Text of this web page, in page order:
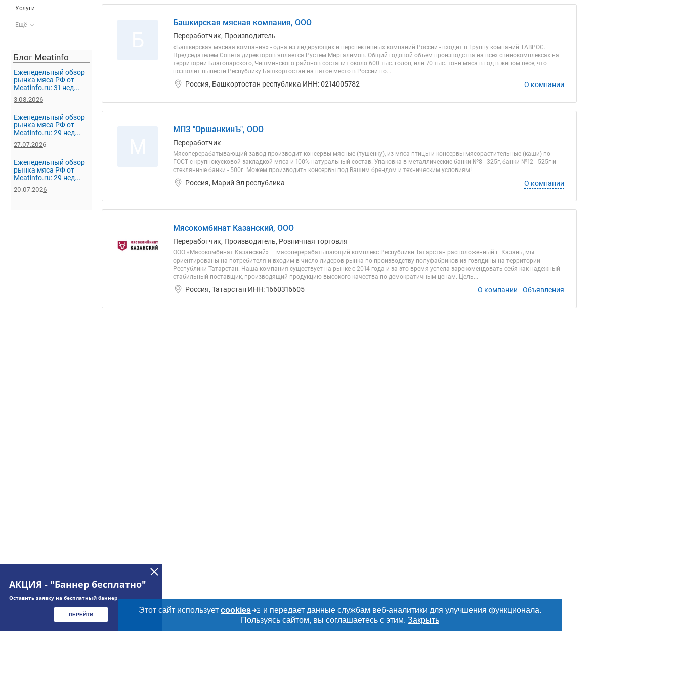
Услуги
Ещё
Блог Meatinfo
Еженедельный обзор
рынка мяса РФ от
Meatinfo.ru: 31 нед...
3.08.2026
Еженедельный обзор
рынка мяса РФ от
Meatinfo.ru: 29 нед...
27.07.2026
Еженедельный обзор
рынка мяса РФ от
Meatinfo.ru: 29 нед...
20.07.2026
Башкирская мясная компания, ООО
Переработчик, Производитель
«Башкирская мясная компания» - одна из лидирующих и перспективных компаний России - входит в Группу компаний ТАВРОС.
Председателем Совета директоров является Рустем Миргалимов. Общий годовой объем производства на всех свинокомплексах на
территории Благоварского, Чишминского районов составит около 600 тыс. голов, или 70 тыс. тонн мяса в год в живом весе, что
позволит вывести Республику Башкортостан на пятое место в России по...
Россия, Башкортостан республика ИНН: 0214005782 О компании
МПЗ "ОршанкинЪ", ООО
Переработчик
Мясоперерабатывающий завод производит консервы мясные (тушенку), из мяса птицы и консервы мясорастительные (каши) по
ГОСТ с крупнокусковой закладкой мяса и 100% натуральный состав. Упаковка в металлические банки №8 - 325г, банки №12 - 525г и
стеклянные банки - 500г. Можем производить консервы под Вашим брендом и техническим условиям!
Россия, Марий Эл республика О компании
Мясокомбинат Казанский, ООО
Переработчик, Производитель, Розничная торговля
ООО «Мясокомбинат Казанский» — мясоперерабатывающий комплекс Республики Татарстан расположенный г. Казань, мы
ориентированы на потребителя и входим в число лидеров рынка по производству полуфабриков из говядины на территории
Республики Татарстан. Наша компания существует на рынке с 2014 года и за это время успела зарекомендовать себя как надежный
стабильный поставщик, производящий продукцию высокого качества по демократичным ценам. Цель...
Россия, Татарстан ИНН: 1660316605 О компании Объявления
АКЦИЯ - "Баннер бесплатно"
Оставить заявку на бесплатный баннер
ПЕРЕЙТИ
Этот сайт использует cookies
и передает данные службам веб-аналитики для улучшения функционала.
Пользуясь сайтом, вы соглашаетесь с этим. Закрыть